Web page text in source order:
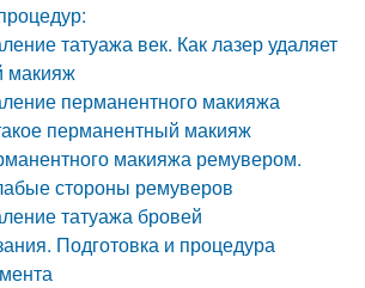
татуажа век. Как лазер удаляет
макияж
перманентного макияжа
перманентный макияж
макияжа ремувером.
стороны ремуверов
татуажа бровей
Подготовка и процедура